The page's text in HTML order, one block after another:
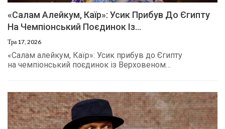
«Салам Алейкум, Каїр»: Усик Прибув До Єгипту
На Чемпіонський Поєдинок Із…
Тра 17, 2026
«Салам алейкум, Каїр»: Усик прибув до Єгипту
на чемпіонський поєдинок із Верховеном…